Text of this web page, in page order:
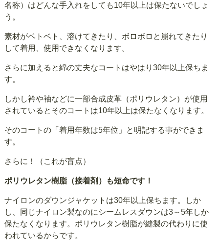
名称）はどんな手入れをしても10年以上は保たないでしょ
う。
素材がベトベト、溶けてきたり、ボロボロと崩れてきたり
して着用、使用できなくなります。
さらに加えると綿の丈夫なコートはやはり30年以上保ちま
す。
しかし衿や袖などに一部合成皮革（ポリウレタン）が使用
されているとそのコートは10年以上は保たなくなります。
そのコートの「着用年数は5年位」と明記する事ができま
す。
さらに！（これが盲点）
ポリウレタン樹脂（接着剤）も短命です！
ナイロンのダウンジャケットは30年以上保ちます。しか
し、同じナイロン製なのにシームレスダウンは3～5年しか
保たなくなります。ポリウレタン樹脂が縫製の代わりに使
われているからです。